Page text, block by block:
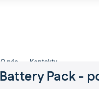
O nás Kontakty
Pack -